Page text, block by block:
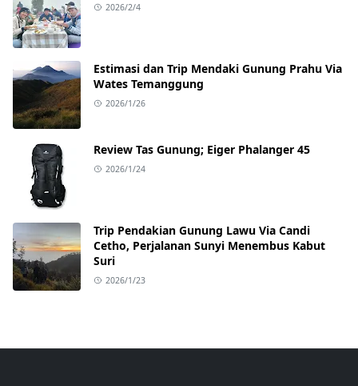
2026/2/4
Estimasi dan Trip Mendaki Gunung Prahu Via
Wates Temanggung
2026/1/26
Review Tas Gunung; Eiger Phalanger 45
2026/1/24
Trip Pendakian Gunung Lawu Via Candi
Cetho, Perjalanan Sunyi Menembus Kabut
Suri
2026/1/23